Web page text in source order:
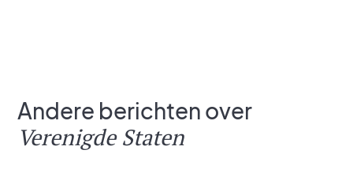
Andere berichten over
Verenigde Staten